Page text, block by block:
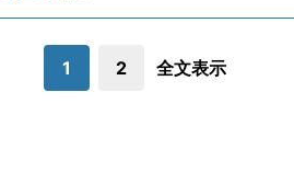
1 2 全文表示